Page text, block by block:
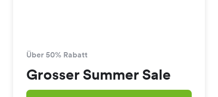
Über 50% Rabatt
Grosser Summer Sale